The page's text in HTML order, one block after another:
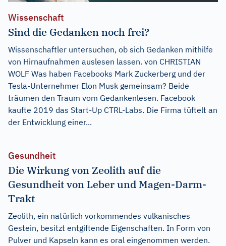
Wissenschaft
Sind die Gedanken noch frei?
Wissenschaftler untersuchen, ob sich Gedanken mithilfe
von Hirnaufnahmen auslesen lassen. von CHRISTIAN
WOLF Was haben Facebooks Mark Zuckerberg und der
Tesla-Unternehmer Elon Musk gemeinsam? Beide
träumen den Traum vom Gedankenlesen. Facebook
kaufte 2019 das Start-Up CTRL-Labs. Die Firma tüftelt an
der Entwicklung einer...
Gesundheit
Die Wirkung von Zeolith auf die
Gesundheit von Leber und Magen-Darm-
Trakt
Zeolith, ein natürlich vorkommendes vulkanisches
Gestein, besitzt entgiftende Eigenschaften. In Form von
Pulver und Kapseln kann es oral eingenommen werden.